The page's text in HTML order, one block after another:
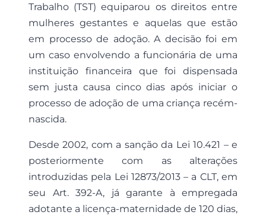
Trabalho (TST) equiparou os direitos entre
mulheres gestantes e aquelas que estão
em processo de adoção. A decisão foi em
um caso envolvendo a funcionária de uma
instituição financeira que foi dispensada
sem justa causa cinco dias após iniciar o
processo de adoção de uma criança recém-
nascida.
Desde 2002, com a sanção da Lei 10.421 – e
posteriormente com as alterações
introduzidas pela Lei 12873/2013 – a CLT, em
seu Art. 392-A, já garante à empregada
adotante a licença-maternidade de 120 dias,